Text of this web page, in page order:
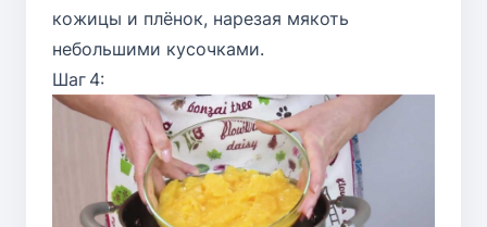
кожицы и плёнок, нарезая мякоть
небольшими кусочками.
Шаг 4: